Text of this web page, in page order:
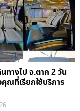
ทางไป จ.ตาก 2 วัน
ณที่เรียกใช้บริการ